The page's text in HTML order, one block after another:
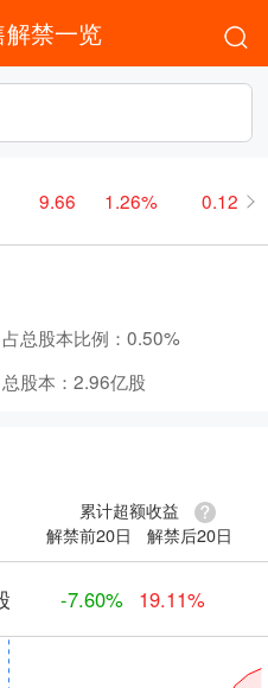
禁一览
9.66 1.26% 0.12
占总股本比例： 0.50%
总股本： 2.96亿股
累计超额收益
解禁前20日
解禁后20日
-7.60% 19.11%